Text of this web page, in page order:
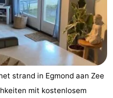
strand in Egmond aan Zee
mit kostenlosem